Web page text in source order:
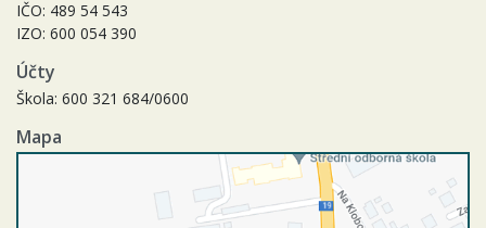
IČO: 489 54 543
IZO: 600 054 390
Účty
Škola: 600 321 684/0600
Mapa